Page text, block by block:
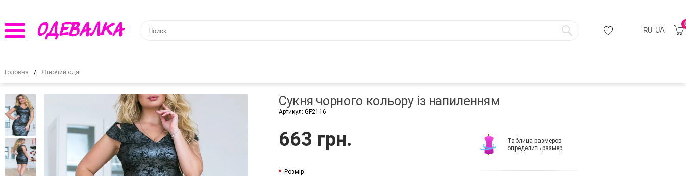
RU UA
Головна Жіночий одяг
Сукня чорного кольору із напиленням
Артикул: GF2116
663 грн.
Розмір
Таблица размеров
определить размер